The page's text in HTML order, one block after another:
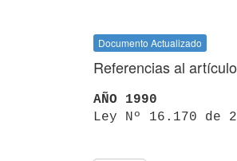
Documento Actualizado
Referencias al
AÑO 1990
Ley Nº 16.170 de